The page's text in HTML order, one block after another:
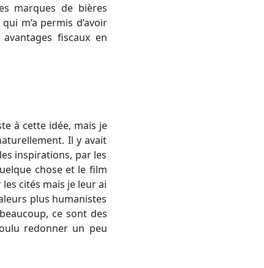
marques de bières
m’a permis d’avoir
fiscaux en
à cette idée, mais je
Il y avait
inspirations, par les
chose et le film
cités mais je leur ai
plus humanistes
ce sont des
redonner un peu